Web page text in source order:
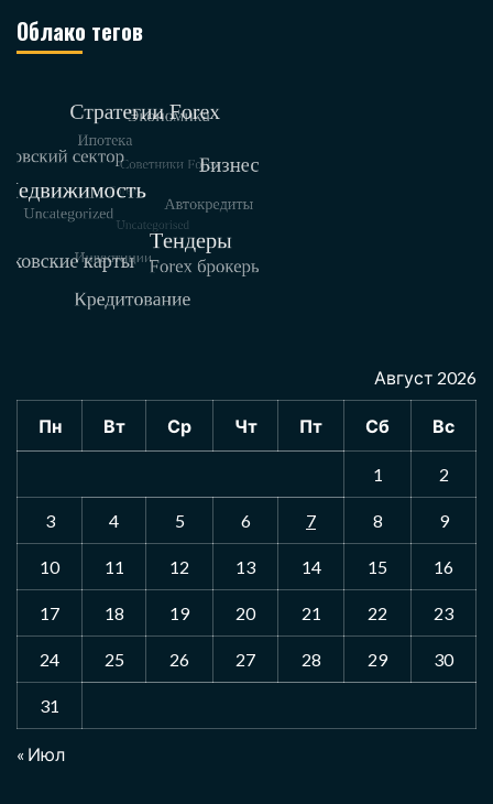
Облако тегов
Август 2026
Пн Вт Ср Чт Пт Сб Вс
1 2
3 4 5 6 7 8 9
10 11 12 13 14 15 16
17 18 19 20 21 22 23
24 25 26 27 28 29 30
31
« Июл